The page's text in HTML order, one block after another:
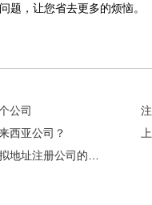
题，让您省去更多的烦恼。
公司
西亚公司？